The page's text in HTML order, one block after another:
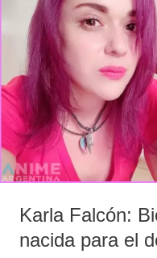
Karla Falcón:
nacida para el
de
una
actriz
nacida
para
el
doblaje